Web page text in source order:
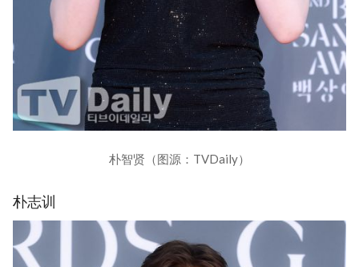
朴智贤（图源：TVDaily）
朴志训